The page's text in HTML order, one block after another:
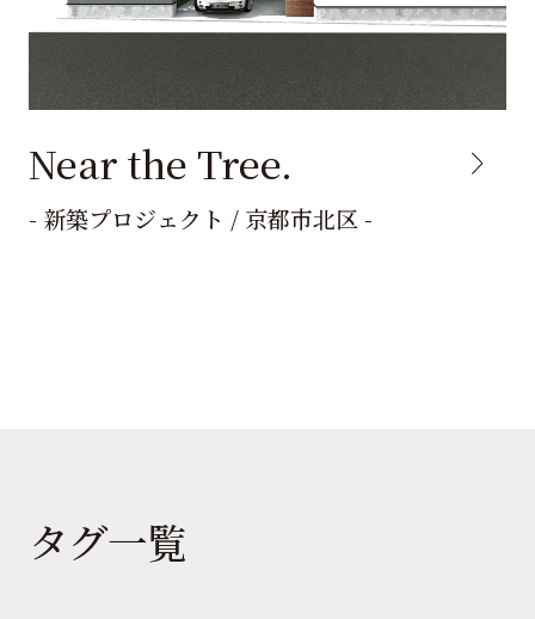
Near the Tree.
- 新築プロジェクト / 京都市北区 -
タグ一覧